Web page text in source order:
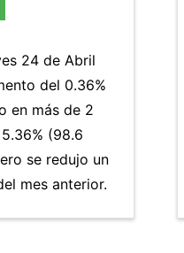
24 de Abril
del 0.36%
en más de 2
(98.6
se redujo un
mes anterior.